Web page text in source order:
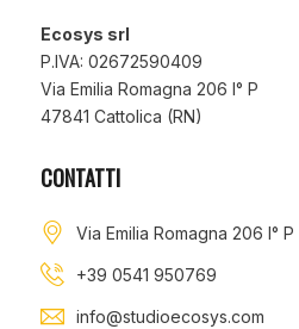
Ecosys srl
P.IVA: 02672590409
Via Emilia Romagna 206 I° P
47841 Cattolica (RN)
CONTATTI
Via Emilia Romagna 206 I°
+39 0541 950769
info@studioecosys.com